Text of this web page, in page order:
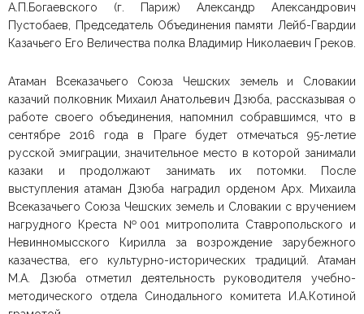
А.П.Богаевского (г. Париж) Александр Александрович
Пустобаев, Председатель Объединения памяти Лейб-Гвардии
Казачьего Его Величества полка Владимир Николаевич Греков.
Атаман Всеказачьего Союза Чешских земель и Словакии
казачий полковник Михаил Анатольевич Дзюба, рассказывая о
работе своего объединения, напомнил собравшимся, что в
сентябре 2016 года в Праге будет отмечаться 95-летие
русской эмиграции, значительное место в которой занимали
казаки и продолжают занимать их потомки. После
выступления атаман Дзюба наградил орденом Арх. Михаила
Всеказачьего Союза Чешских земель и Словакии с вручением
нагрудного Креста №001 митрополита Ставропольского и
Невинномысского Кирилла за возрождение зарубежного
казачества, его культурно-исторических традиций. Атаман
М.А. Дзюба отметил деятельность руководителя учебно-
методического отдела Синодального комитета И.А.Котиной